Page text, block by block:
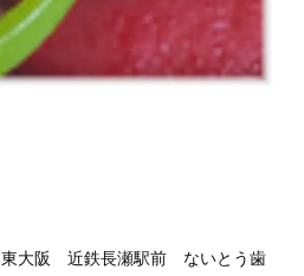
大阪 近鉄長瀬駅前 ないとう歯